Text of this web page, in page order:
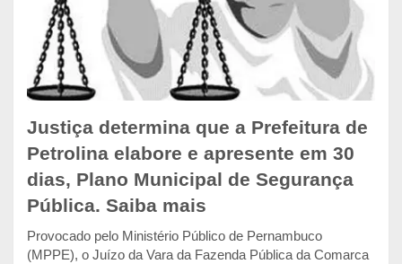
Justiça determina que a Prefeitura de
Petrolina elabore e apresente em 30
dias, Plano Municipal de Segurança
Pública. Saiba mais
Provocado pelo Ministério Público de Pernambuco
(MPPE), o Juízo da Vara da Fazenda Pública da Comarca